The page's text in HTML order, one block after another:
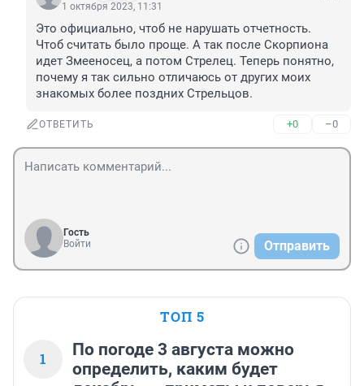
1 октября 2023, 11:31
Это официально, чтоб не нарушать отчетность.
Чтоб считать было проще. А так после Скорпиона
идет Змееносец, а потом Стрелец. Теперь понятно,
почему я так сильно отличаюсь от других моих
знакомых более поздних Стрельцов.
ОТВЕТИТЬ +0 –0
Гость
Войти
Отправить
ТОП 5
1
По погоде 3 августа можно
определить, каким будет